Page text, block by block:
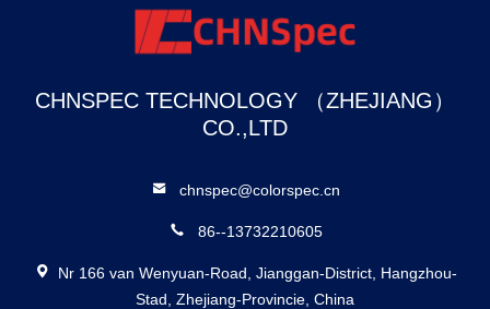
CHNSPEC TECHNOLOGY （ZHEJIANG）
CO.,LTD
chnspec@colorspec.cn
86--13732210605
Nr 166 van Wenyuan-Road, Jianggan-District, Hangzhou-
Stad, Zhejiang-Provincie, China